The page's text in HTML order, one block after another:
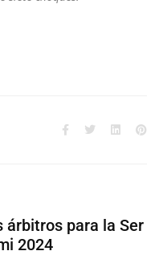
árbitros para la Ser
2024